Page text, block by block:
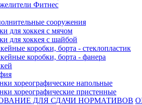
Фитнес
сооружения
для хоккея с мячом
для хоккея с шайбой
коробки, борта - стеклопластик
коробки, борта - фанера
хореографические напольные
хореографические пристенные
ДЛЯ СДАЧИ НОРМАТИВОВ